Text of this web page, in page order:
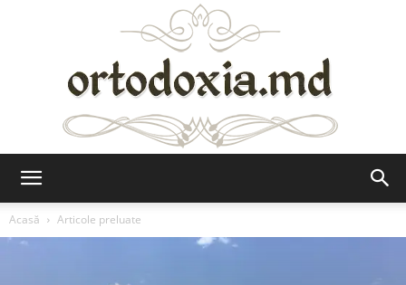
Acasă
Articole preluate